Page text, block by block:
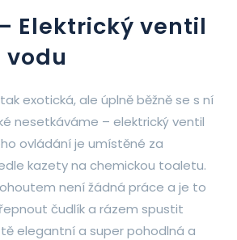
Elektrický ventil
vodu
exotická, ale úplně běžně se s ní
nesetkáváme – elektrický ventil
ovládání je umístěné za
kazety na chemickou toaletu.
není žádná práce a je to
čudlík a rázem spustit
elegantní a super pohodlná a